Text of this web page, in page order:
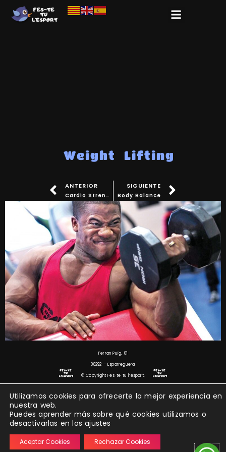
Weight Lifting
ANTERIOR
Cardio Strength
SIGUIENTE
Body Balance
Ferran Puig, 61
08292 – Esparreguera
© Copyright Fes-te tu l’esport.
Utilizamos cookies para ofrecerte la mejor experiencia en
nuestra web.
Puedes aprender más sobre qué cookies utilizamos o
desactivarlas en los ajustes
Aceptar Cookies Rechazar Cookies